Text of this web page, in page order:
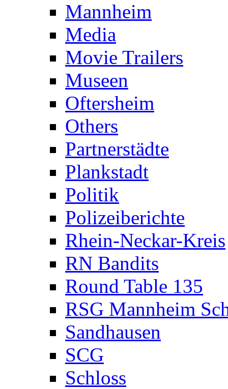
Mannheim
Media
Movie Trailers
Museen
Oftersheim
Others
Partnerstädte
Plankstadt
Politik
Polizeiberichte
Rhein-Neckar-Kreis
RN Bandits
Round Table 135
RSG Mannheim
Sandhausen
SCG
Schloss